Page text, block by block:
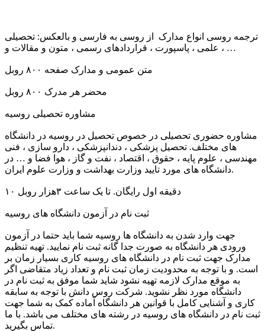
ترجمه روسی انواع مدارک از روسی به فارسی و بالعکس: تحصیلی
، علمی ، پاسپورت ، قراردادهای رسمی ، متون و مقالات و …
متن عمومی و مدارک صفحه ۸۰۰ روبل
محضر هر مدرک ۸۰۰ روبل
مشاوره تحصیلی روسیه
مشاوره حضوری تحصیلی در خصوص تحصیل در روسیه در دانشگاه
های مختلف. تحصیل پزشکی ، دندانپزشکی ، دارو سازی ، فنی
مهندسی ، علوم پایه‌ ، حقوق ، اقتصاد ، نفت و گاز ، هوا فضا و … در
دانشگاه های مورد تایید وزارت بهداشت و وزارت علوم ایران.
۱۰ دقیقه اول رایگان. تا یک ساعت ۳هزار روبل
ثبت نام در آزمون دانشگاه های روسیه
جهت وارد شدن به دانشگاه ها روسیه شما باید حتما در آزمون
ورودی هر دانشگاه به صورت جدا گانه ثبت نام نمایید. تهیه تنظیم
مدارک جهت ثبت نام در دانشگاه های روسیه کاری بسیار زمان بر
است. و با توجه به محدودیت زمان ثبت نام و تعداد زیاد متقاضی اگر
به موقع مدارک لازمه تهیه نشود شاید شما موفق به ثبت نام در
دانشگاه مورد نظر نشوید. شرکت روس دانش با توجه به سابقه
کاری و آشنایی کامل با قوانین هر دانشگاه آماده کمک به شما جهت
ثبت نام در دانشگاه های روسیه در رشته های مختلف می باشد. با ما
تماس بگیرید.